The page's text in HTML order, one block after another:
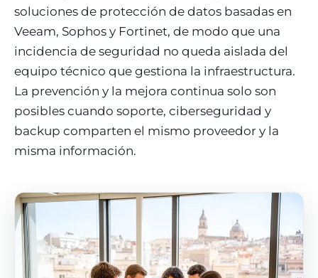
soluciones de protección de datos basadas en
Veeam, Sophos y Fortinet, de modo que una
incidencia de seguridad no queda aislada del
equipo técnico que gestiona la infraestructura.
La prevención y la mejora continua solo son
posibles cuando soporte, ciberseguridad y
backup comparten el mismo proveedor y la
misma información.